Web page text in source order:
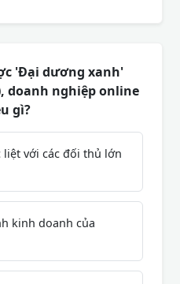
'Đại dương xanh'
doanh nghiệp online
gì?
liệt với các đối thủ lớn
kinh doanh của